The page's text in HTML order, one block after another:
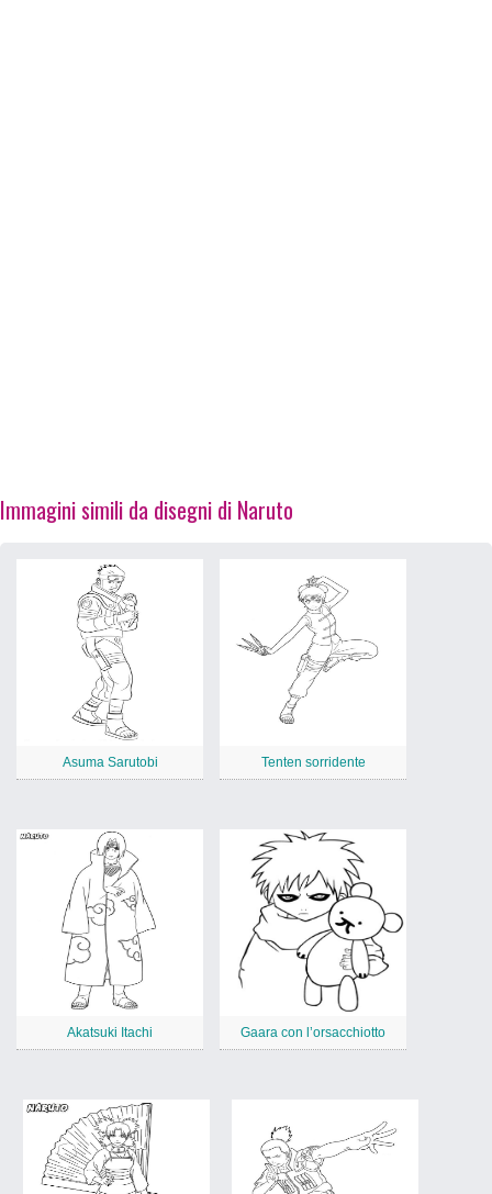
Immagini simili da disegni di Naruto
Asuma Sarutobi Tenten sorridente
Akatsuki Itachi Gaara con l’orsacchiotto